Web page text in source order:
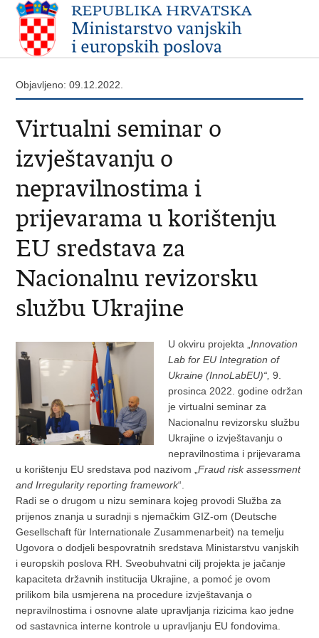
Objavljeno: 09.12.2022.
Virtualni seminar o
izvještavanju o
nepravilnostima i
prijevarama u korištenju
EU sredstava za
Nacionalnu revizorsku
službu Ukrajine
U okviru projekta „ Innovation
Lab for EU Integration of
Ukraine (InnoLabEU)“, 9.
prosinca 2022. godine održan
je virtualni seminar za
Nacionalnu revizorsku službu
Ukrajine o izvještavanju o
nepravilnostima i prijevarama
u korištenju EU sredstava pod nazivom „Fraud risk assessment
and Irregularity reporting framework“.
Radi se o drugom u nizu seminara kojeg provodi Služba za
prijenos znanja u suradnji s njemačkim GIZ-om (Deutsche
Gesellschaft für Internationale Zusammenarbeit) na temelju
Ugovora o dodjeli bespovratnih sredstava Ministarstvu vanjskih
i europskih poslova RH. Sveobuhvatni cilj projekta je jačanje
kapaciteta državnih institucija Ukrajine, a pomoć je ovom
prilikom bila usmjerena na procedure izvještavanja o
nepravilnostima i osnovne alate upravljanja rizicima kao jedne
od sastavnica interne kontrole u upravljanju EU fondovima.